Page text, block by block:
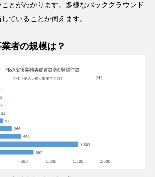
とがわかります。多様なバックグラウンド
ていることが伺えます。
者の規模は？